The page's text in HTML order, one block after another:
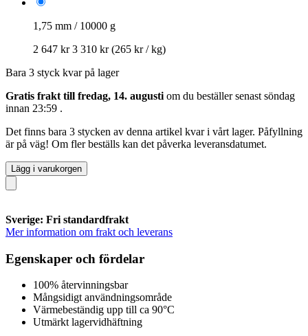
1,75 mm / 10000 g
2 647 kr3 310 kr (265 kr / kg)
Bara 3 styck kvar på lager
Gratis frakt till fredag, 14. augusti om du beställer senast söndag
innan 23:59 .
Det finns bara 3 stycken av denna artikel kvar i vårt lager. Påfyllning
är på väg! Om fler beställs kan det påverka leveransdatumet.
Lägg i varukorgen
Sverige: Fri standardfrakt
Mer information om frakt och leverans
Egenskaper och fördelar
100% återvinningsbar
Mångsidigt användningsområde
Värmebeständig upp till ca 90°C
Utmärkt lagervidhäftning